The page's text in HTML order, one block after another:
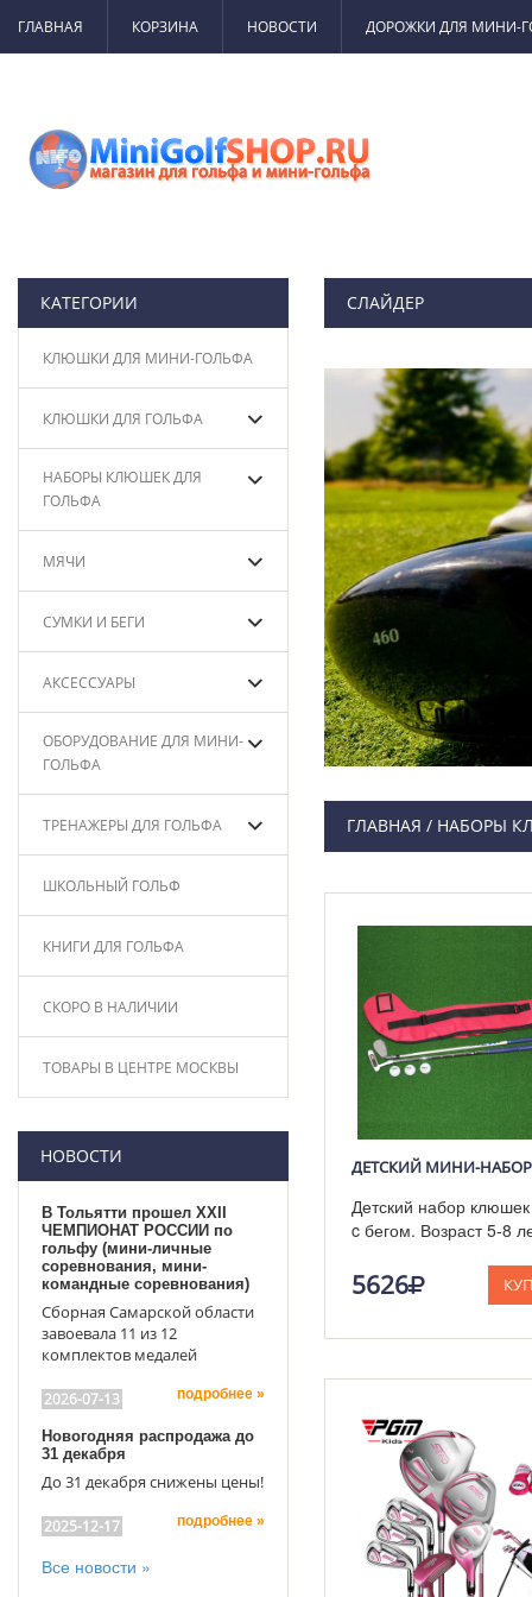
ГЛАВНАЯ КОРЗИНА НОВОСТИ ДОРОЖКИ ДЛЯ МИНИ-
КАТЕГОРИИ
КЛЮШКИ ДЛЯ МИНИ-ГОЛЬФА
КЛЮШКИ ДЛЯ ГОЛЬФА
НАБОРЫ КЛЮШЕК ДЛЯ
ГОЛЬФА
МЯЧИ
СУМКИ И БЕГИ
АКСЕССУАРЫ
ОБОРУДОВАНИЕ ДЛЯ МИНИ-
ГОЛЬФА
ТРЕНАЖЕРЫ ДЛЯ ГОЛЬФА
ШКОЛЬНЫЙ ГОЛЬФ
КНИГИ ДЛЯ ГОЛЬФА
СКОРО В НАЛИЧИИ
ТОВАРЫ В ЦЕНТРЕ МОСКВЫ
НОВОСТИ
В Тольятти прошел XXII
ЧЕМПИОНАТ РОССИИ по
гольфу (мини-личные
соревнования, мини-
командные соревнования)
Сборная Самарской области
завоевала 11 из 12
комплектов медалей
2026-07-13 подробнее »
Новогодняя распродажа до
31 декабря
До 31 декабря снижены цены!
2025-12-17 подробнее »
Все новости »
СЛАЙДЕР
ГЛАВНАЯ / НАБОРЫ
Детский набор
c бегом. Возраст 5-8
5626